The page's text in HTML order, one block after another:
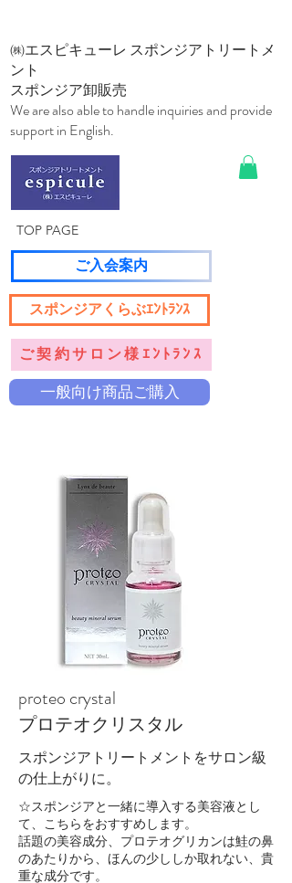
㈱エスピキューレ スポンジアトリートメ
ント
スポンジア卸販売
We are also able to handle inquiries and provide
support in English.
TOP PAGE
ご入会案内
スポンジアくらぶｴﾝﾄﾗﾝｽ
ご契約サロン様ｴﾝﾄﾗﾝｽ
一般向け商品ご購入
proteo crystal
​プロテオクリスタル
スポンジアトリートメントをサロン級
の仕上がりに。
☆スポンジアと一緒に導入する美容液とし
て、こちらをおすすめします。
話題の美容成分、プロテオグリカンは鮭の鼻
のあたりから、ほんの少ししか取れない、貴
重な成分です。